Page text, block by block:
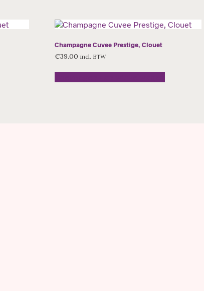
Champagne Cuvee Prestige, Clouet
€39.00 incl. BTW